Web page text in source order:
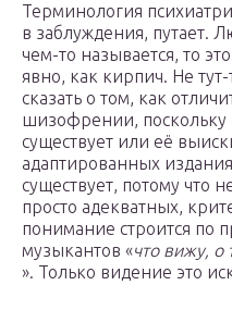
Терминология
в заблуждения, путает.
чем-то называется, то
явно, как кирпич. Не
сказать о том, как
шизофрении, поскольку
существует или её
адаптированных
существует, потому что
просто адекватных,
понимание строится по
музыкантов «что вижу,
». Только видение это